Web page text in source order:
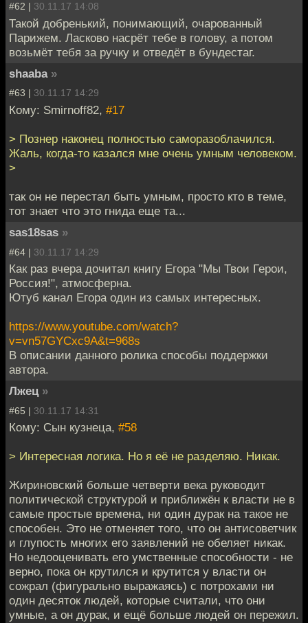
#62 | 30.11.17 14:08
Такой добренький, понимающий, очарованный
Парижем. Ласково насрёт тебе в голову, а потом
возьмёт тебя за ручку и отведёт в бундестаг.
shaaba »
#63 | 30.11.17 14:29
Кому: Smirnoff82, #17
> Познер наконец полностью саморазоблачился.
Жаль, когда-то казался мне очень умным человеком.
>
так он не перестал быть умным, просто кто в теме,
тот знает что это гнида еще та...
sas18sas »
#64 | 30.11.17 14:29
Как раз вчера дочитал книгу Егора "Мы Твои Герои,
Россия!", атмосферна.
Ютуб канал Егора один из самых интересных.
https://www.youtube.com/watch?
v=vn57GYCxc9A&t=968s
В описании данного ролика способы поддержки
автора.
Лжец »
#65 | 30.11.17 14:31
Кому: Сын кузнеца, #58
> Интересная логика. Но я её не разделяю. Никак.
Жириновский больше четверти века руководит
политической структурой и приближён к власти не в
самые простые времена, ни один дурак на такое не
способен. Это не отменяет того, что он антисоветчик
и глупость многих его заявлений не обеляет никак.
Но недооценивать его умственные способности - не
верно, пока он крутился и крутится у власти он
сожрал (фигурально выражаясь) с потрохами ни
один десяток людей, которые считали, что они
умные, а он дурак, и ещё больше людей он пережил.